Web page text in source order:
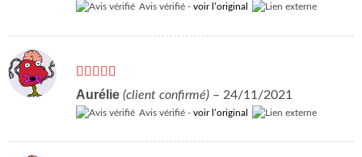
Avis vérifié - voir l’original
Note5sur 5
Aurélie (client confirmé) – 24/11/2021
Avis vérifié - voir l’original